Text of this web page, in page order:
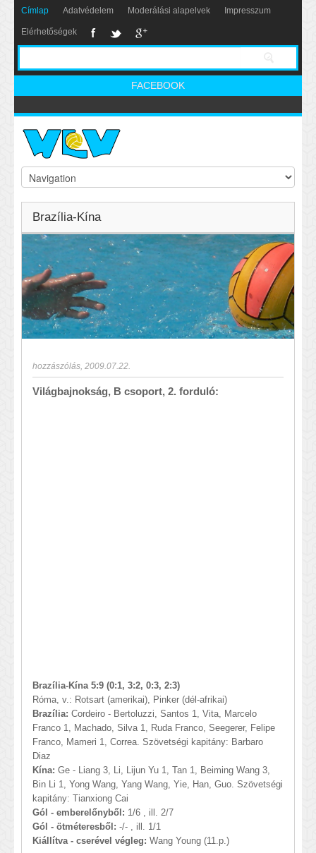
Címlap Adatvédelem Moderálási alapelvek Impresszum
Elérhetőségek
FACEBOOK
Brazília-Kína
hozzászólás, 2009.07.22.
Világbajnokság, B csoport, 2. forduló:
Brazília-Kína 5:9 (0:1, 3:2, 0:3, 2:3)
Róma, v.: Rotsart (amerikai), Pinker (dél-afrikai)
Brazília: Cordeiro - Bertoluzzi, Santos 1, Vita, Marcelo
Franco 1, Machado, Silva 1, Ruda Franco, Seegerer, Felipe
Franco, Mameri 1, Correa. Szövetségi kapitány: Barbaro
Diaz
Kína: Ge - Liang 3, Li, Lijun Yu 1, Tan 1, Beiming Wang 3,
Bin Li 1, Yong Wang, Yang Wang, Yie, Han, Guo. Szövetségi
kapitány: Tianxiong Cai
Gól - emberelőnyből: 1/6 , ill. 2/7
Gól - ötméteresből: -/- , ill. 1/1
Kiállítva - cserével végleg: Wang Young (11.p.)